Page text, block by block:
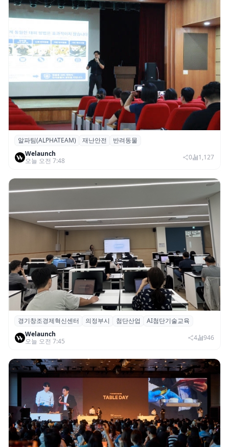
알파팀, ‘반려동물과 보호자를 위한 재난안전
세미나’ 개최
알파팀(ALPHATEAM) 재난안전
반려동물
Welaunch
오늘 오전 7:48
0 1,127
경기혁신센터, 의정부시 ‘AI 첨단기술교육’
기초·심화과정 성료
경기창조경제혁신센터 의정부시 첨단산업
AI첨단기술교육
Welaunch
오늘 오전 7:45
4 946